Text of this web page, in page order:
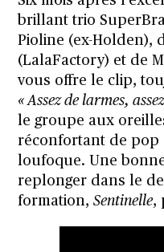
brillant trio
Pioline (ex-Holden),
(LalaFactory) et de
vous offre le clip,
« Assez de larmes,
le groupe aux
réconfortant de pop
loufoque. Une
replonger dans le
formation,Sentinelle,